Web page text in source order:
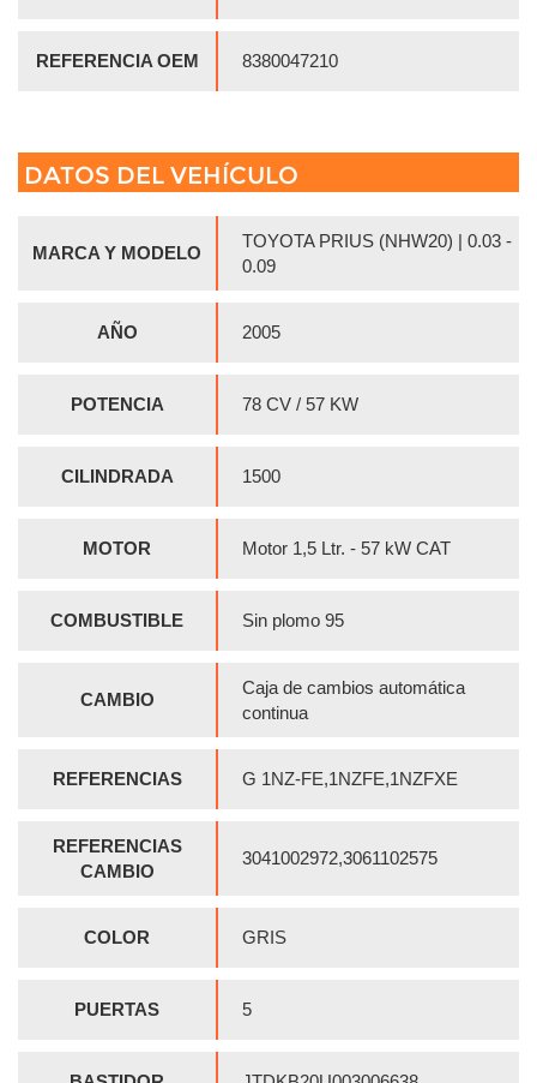
REFERENCIA OEM 8380047210
DATOS DEL VEHÍCULO
MARCA Y MODELO
TOYOTA PRIUS (NHW20) | 0.03 -
0.09
AÑO 2005
POTENCIA 78 CV / 57 KW
CILINDRADA 1500
MOTOR Motor 1,5 Ltr. - 57 kW CAT
COMBUSTIBLE Sin plomo 95
CAMBIO
Caja de cambios automática
continua
REFERENCIAS G 1NZ-FE,1NZFE,1NZFXE
REFERENCIAS
CAMBIO
3041002972,3061102575
COLOR GRIS
PUERTAS 5